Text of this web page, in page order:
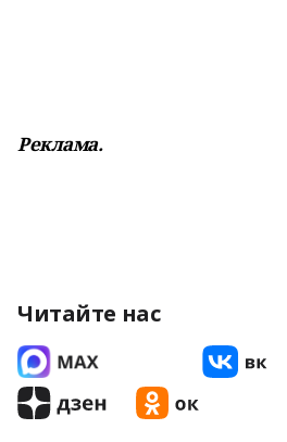
Реклама.
Читайте нас